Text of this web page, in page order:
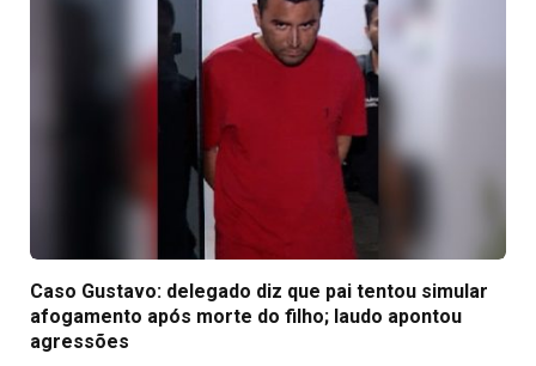
Caso Gustavo: delegado diz que pai tentou simular
afogamento após morte do filho; laudo apontou
agressões